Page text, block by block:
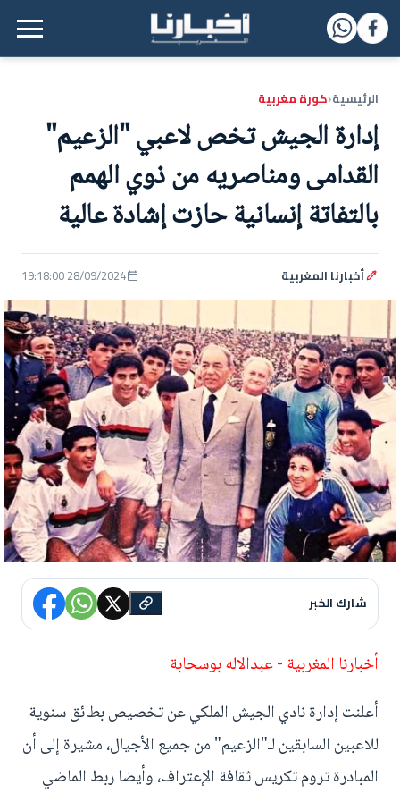
القائمة الرئيسية
الرئيسية‹كورة مغربية
إدارة الجيش تخص لاعبي "الزعيم"
القدامى ومناصريه من ذوي الهمم
بالتفاتة إنسانية حازت إشادة عالية
أخبارنا المغربية 28/09/2024 19:18:00
شارك الخبر
أخبارنا المغربية - عبدالاله بوسحابة
أعلنت إدارة نادي الجيش الملكي عن تخصيص بطائق سنوية
للاعبين السابقين لـ"الزعيم" من جميع الأجيال، مشيرة إلى أن
المبادرة تروم تكريس ثقافة الإعتراف، وأيضا ربط الماضي